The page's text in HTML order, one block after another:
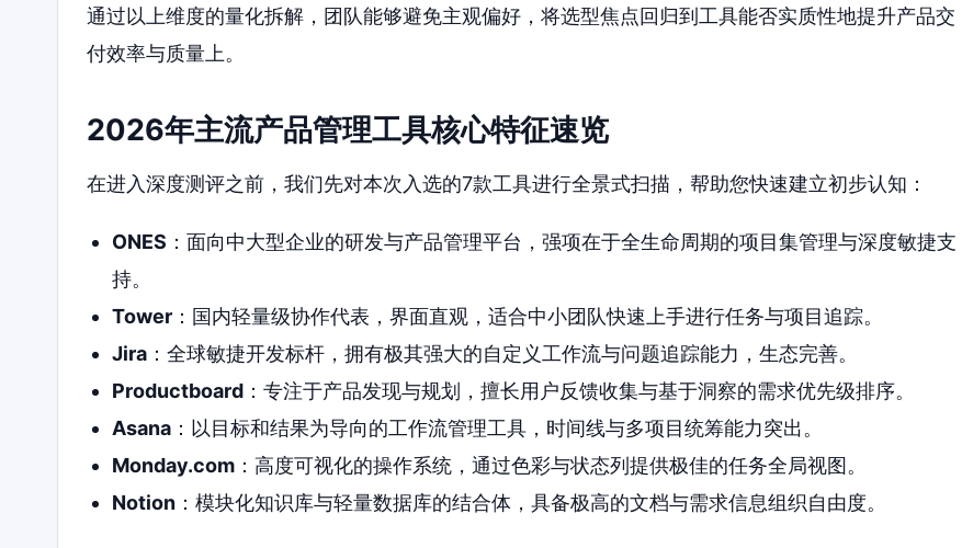
通过以上维度的量化拆解，团队能够避免主观偏好，将选型焦点回归到工具能否实质性地提升产品交
付效率与质量上。
2026年主流产品管理工具核心特征速览
在进入深度测评之前，我们先对本次入选的7款工具进行全景式扫描，帮助您快速建立初步认知：
ONES ：面向中大型企业的研发与产品管理平台，强项在于全生命周期的项目集管理与深度敏捷支
持。
Tower：国内轻量级协作代表，界面直观，适合中小团队快速上手进行任务与项目追踪。
Jira：全球敏捷开发标杆，拥有极其强大的自定义工作流与问题追踪能力，生态完善。
Productboard：专注于产品发现与规划，擅长用户反馈收集与基于洞察的需求优先级排序。
Asana：以目标和结果为导向的工作流管理工具，时间线与多项目统筹能力突出。
Monday.com：高度可视化的操作系统，通过色彩与状态列提供极佳的任务全局视图。
Notion：模块化知识库与轻量数据库的结合体，具备极高的文档与需求信息组织自由度。